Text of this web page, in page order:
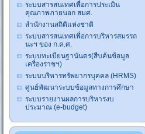
ระบบสารสนเทศเพื่อการประเมิน
คุณภาพภายนอก สมศ.
สำนักงานสถิติแห่งชาติ
ระบบสารสนเทศเพื่อการบริหารสมรรถ
นะฯ ของ ก.ค.ศ.
ระบบทะเบียนฐานันดร(สืบค้นข้อมูล
เครื่องราชฯ)
ระบบบริหารทรัพยากรบุคคล (HRMS)
ศูนย์พัฒนาระบบข้อมูลทางการศึกษา
ระบบรายงานผลการบริหารงบ
ประมาณ (e-budget)